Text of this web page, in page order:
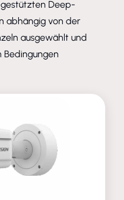
gestützten Deep-
abhängig von der
ausgewählt und